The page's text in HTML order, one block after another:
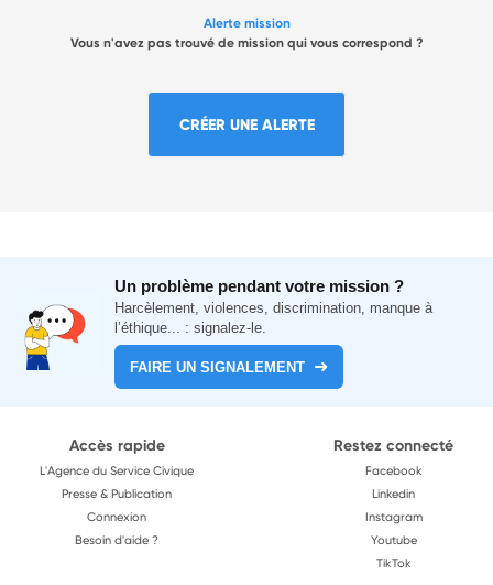
Alerte mission
Vous n'avez pas trouvé de mission qui vous correspond ?
CRÉER UNE ALERTE
Un problème pendant votre mission ?
Harcèlement, violences, discrimination, manque à
l’éthique... : signalez-le.
FAIRE UN SIGNALEMENT
Accès rapide
L'Agence du Service Civique
Presse & Publication
Connexion
Besoin d'aide ?
Restez connecté
Facebook
Linkedin
Instagram
Youtube
TikTok